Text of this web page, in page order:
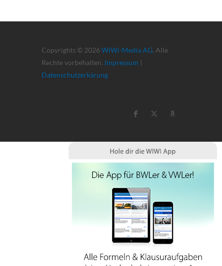
Copyrights © 2026 WiWi-Media AG. Alle
Rechte vorbehalten. Impressum |
Datenschutzerkärung